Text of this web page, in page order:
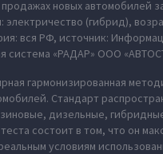
новых автомобилей
электричество (гибрид),
вся РФ, источник:
система «РАДАР» ООО
гармонизированная
Стандарт
дизельные,
состоит в том, что он
условиям